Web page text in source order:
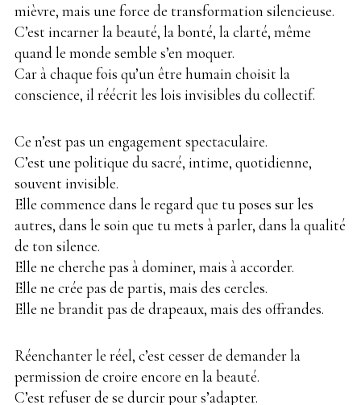
mièvre, mais une force de transformation silencieuse.
C’est incarner la beauté, la bonté, la clarté, même
quand le monde semble s’en moquer.
Car à chaque fois qu’un être humain choisit la
conscience, il réécrit les lois invisibles du collectif.
Ce n’est pas un engagement spectaculaire.
C’est une politique du sacré, intime, quotidienne,
souvent invisible.
Elle commence dans le regard que tu poses sur les
autres, dans le soin que tu mets à parler, dans la qualité
de ton silence.
Elle ne cherche pas à dominer, mais à accorder.
Elle ne crée pas de partis, mais des cercles.
Elle ne brandit pas de drapeaux, mais des offrandes.
Réenchanter le réel, c’est cesser de demander la
permission de croire encore en la beauté.
C’est refuser de se durcir pour s’adapter.